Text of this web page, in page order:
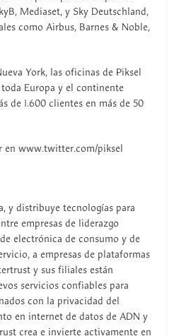
Mediaset, y Sky Deutschland,
como Airbus, Barnes & Noble,
York, las oficinas de Piksel
Europa y el continente
de 1.600 clientes en más de 50
en www.twitter.com/piksel
y distribuye tecnologías para
empresas de liderazgo
electrónica de consumo y de
a empresas de plataformas
y sus filiales están
servicios confiables para
con la privacidad del
en internet de datos de ADN y
crea e invierte activamente en